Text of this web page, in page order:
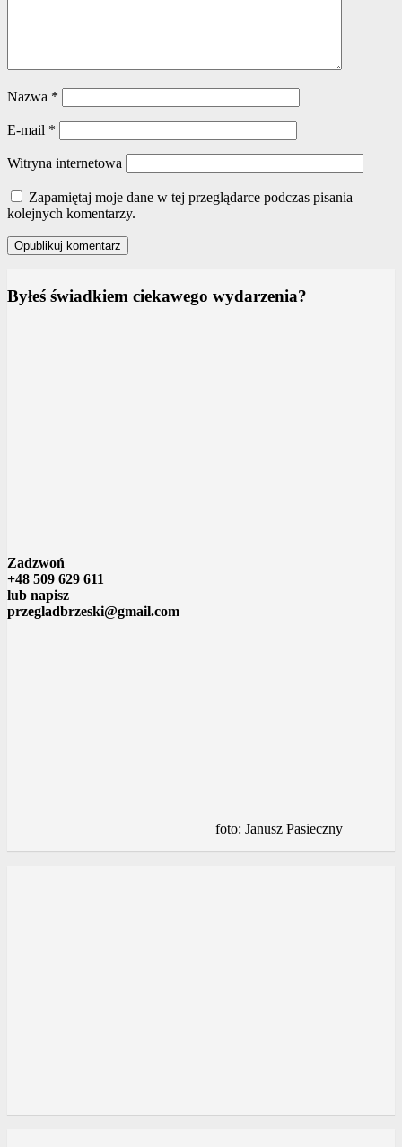
Nazwa *
E-mail *
Witryna internetowa
Zapamiętaj moje dane w tej przeglądarce podczas pisania
kolejnych komentarzy.
Byłeś świadkiem ciekawego wydarzenia?
Zadzwoń
+48 509 629 611
lub napisz
przegladbrzeski@gmail.com
foto: Janusz Pasieczny